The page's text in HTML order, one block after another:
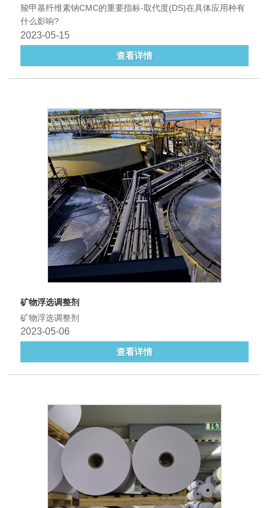
羧甲基纤维素钠CMC的重要指标-取代度(DS)在具体应用种有
什么影响?
2023-05-15
查看详情
矿物浮选调整剂
矿物浮选调整剂
2023-05-06
查看详情